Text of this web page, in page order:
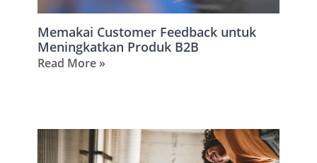
Memakai Customer Feedback untuk
Meningkatkan Produk B2B
Read More »